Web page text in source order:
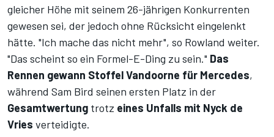
gleicher Höhe mit seinem 26-jährigen Konkurrenten
gewesen sei, der jedoch ohne Rücksicht eingelenkt
hätte. "Ich mache das nicht mehr", so Rowland weiter.
"Das scheint so ein Formel-E-Ding zu sein." Das
Rennen gewann Stoffel Vandoorne für Mercedes,
während Sam Bird seinen ersten Platz in der
Gesamtwertung trotz eines Unfalls mit Nyck de
Vries verteidigte.